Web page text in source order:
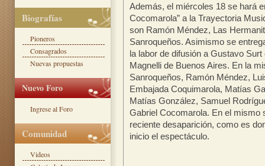
Además, el miércoles 18 se hará
Cocomarola” a la Trayectoria
son Ramón Méndez, Las
Sanroqueños. Asimismo se
la labor de difusión a Gustavo
Magnelli de Buenos Aires. En la
Sanroqueños, Ramón Méndez,
Embajada Coquimarola, Matías
Matías González, Samuel
Gabriel Cocomarola. En el mismo
reciente desaparición, como es
inicio el espectáculo.
Biografías
Pioneros
Consagrados
Nuevas propuestas
Nuevo Foro
Ingrese al Foro
Comunidad
Videos